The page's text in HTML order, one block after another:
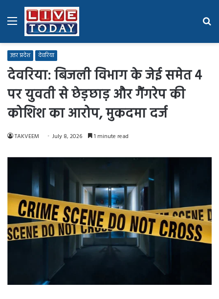
Menu
उत्तर प्रदेश देवरिया
देवरिया: बिजली विभाग के जेई समेत 4
पर युवती से छेड़छाड़ और गैंगरेप की
कोशिश का आरोप, मुकदमा दर्ज
TAKVEEM July 8, 2026 1 minute read